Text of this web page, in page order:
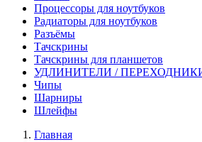
Процессоры для ноутбуков
Радиаторы для ноутбуков
Разъёмы
Тачскрины
Тачскрины для планшетов
УДЛИНИТЕЛИ /
Чипы
Шарниры
Шлейфы
Главная